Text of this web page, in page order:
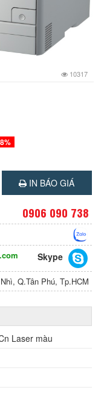
10317
8%
IN BÁO GIÁ
0906 090 738
Skype
Q.Tân Phú, Tp.HCM
Laser màu